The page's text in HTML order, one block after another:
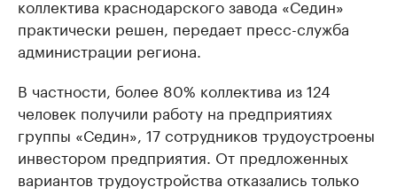
коллектива краснодарского завода «Седин»
практически решен, передает пресс-служба
администрации региона.
В частности, более 80% коллектива из 124
человек получили работу на предприятиях
группы «Седин», 17 сотрудников трудоустроены
инвестором предприятия. От предложенных
вариантов трудоустройства отказались только